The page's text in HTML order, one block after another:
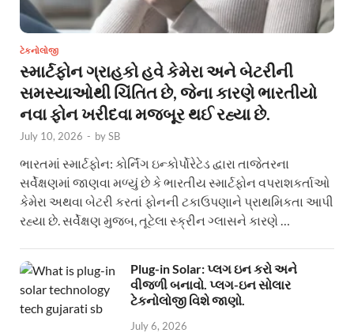
ટેકનોલોજી
સ્માર્ટફોન ગ્રાહકો હવે કેમેરા અને બેટરીની
સમસ્યાઓથી ચિંતિત છે, જેના કારણે ભારતીયો
નવા ફોન ખરીદવા મજબૂર થઈ રહ્યા છે.
July 10, 2026 - bySB
ભારતમાં સ્માર્ટફોન: કોર્નિંગ ઇન્કોર્પોરેટેડ દ્વારા તાજેતરના
સર્વેક્ષણમાં જાણવા મળ્યું છે કે ભારતીય સ્માર્ટફોન વપરાશકર્તાઓ
કેમેરા અથવા બેટરી કરતાં ફોનની ટકાઉપણાને પ્રાથમિકતા આપી
રહ્યા છે. સર્વેક્ષણ મુજબ, તૂટેલા સ્ક્રીન ગ્લાસને કારણે …
Plug-in Solar: પ્લગ ઇન કરો અને
વીજળી બનાવો. પ્લગ-ઇન સોલાર
ટેકનોલોજી વિશે જાણો.
July 6, 2026